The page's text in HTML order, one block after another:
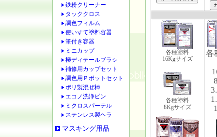
鉄粉クリーナー
タッククロス
調色フィルム
使いすて塗料容器
筆付き容器
ミニカップ
極ディテールブラシ
補修用カップセット
調色用Ｐポットセット
ポリ製混ぜ棒
エコノ洗浄ビン
ミクロスパーテル
ステンレス製ヘラ
マスキング用品
各種塗料
16Kgサイズ
各種塗料
8Kgサイズ
各